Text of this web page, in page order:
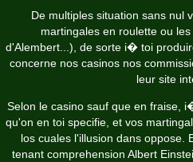
De multiples situation sans nul
martingales en roulette ou
d'Alembert...), de sorte i� toi
concerne nos casinos nos
leur site
Selon le casino sauf que en fraise,
qu'on en toi specifie, et vos
los cuales l'illusion dans oppose.
tenant comprehension Albert